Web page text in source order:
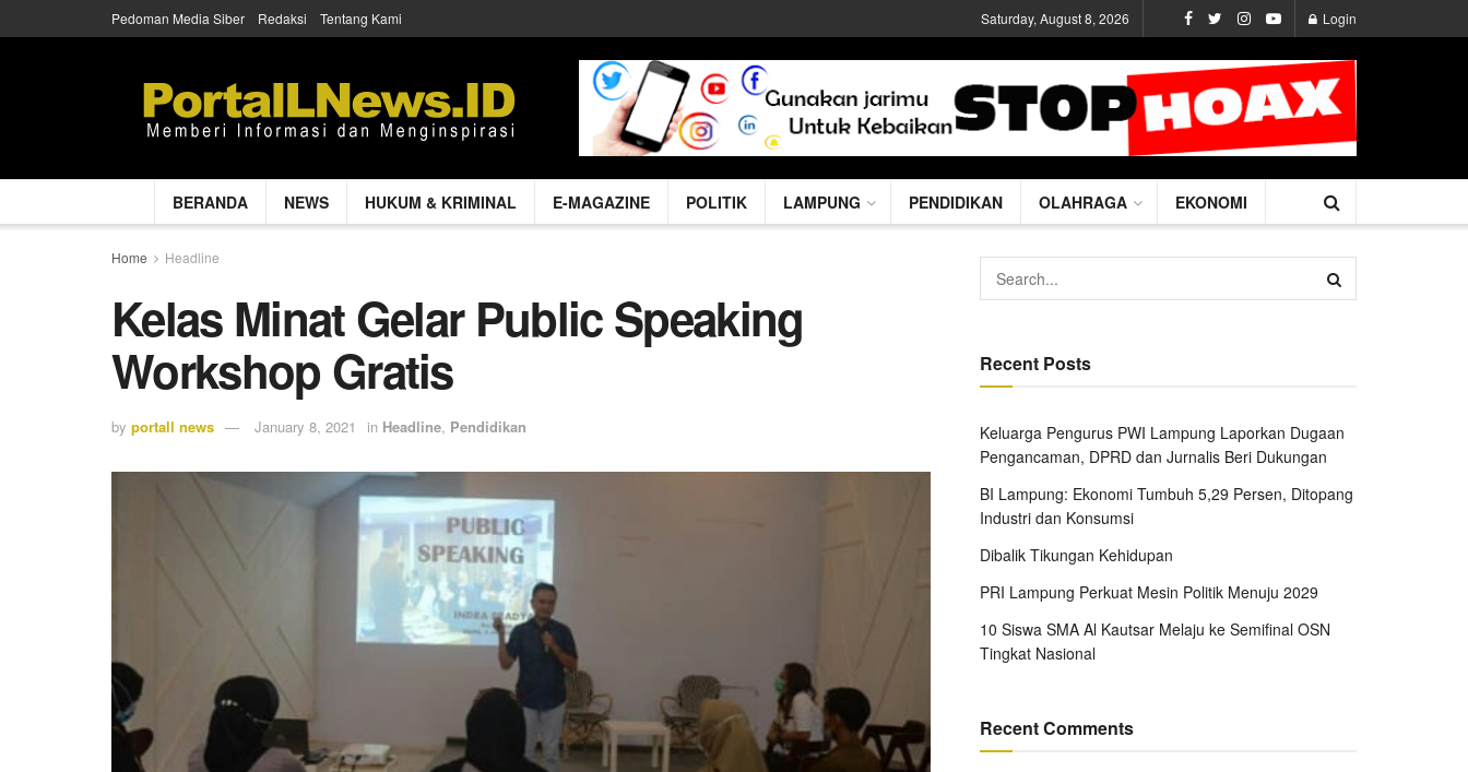
Pedoman Media Siber Redaksi Tentang Kami Saturday, August 8, 2026 Login
BERANDA NEWS HUKUM & KRIMINAL E-MAGAZINE POLITIK LAMPUNG PENDIDIKAN OLAHRAGA EKONOMI
Home Headline
Kelas Minat Gelar Public Speaking
Workshop Gratis
by portall news January 8, 2021 in Headline, Pendidikan
Recent Posts
Keluarga Pengurus PWI Lampung Laporkan Dugaan
Pengancaman, DPRD dan Jurnalis Beri Dukungan
BI Lampung: Ekonomi Tumbuh 5,29 Persen, Ditopang
Industri dan Konsumsi
Dibalik Tikungan Kehidupan
PRI Lampung Perkuat Mesin Politik Menuju 2029
10 Siswa SMA Al Kautsar Melaju ke Semifinal OSN
Tingkat Nasional
Recent Comments